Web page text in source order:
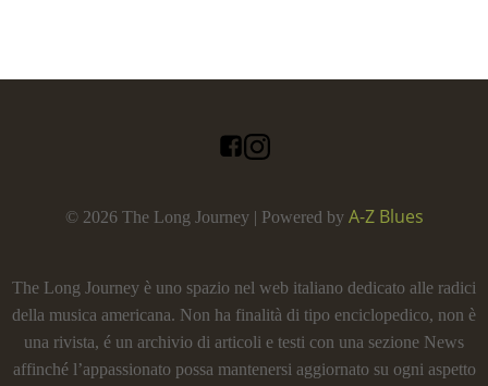
© 2026 The Long Journey | Powered by A-Z Blues
The Long Journey è uno spazio nel web italiano dedicato alle radici
della musica americana. Non ha finalità di tipo enciclopedico, non è
una rivista, é un archivio di articoli e testi con una sezione News
affinché l’appassionato possa mantenersi aggiornato su ogni aspetto